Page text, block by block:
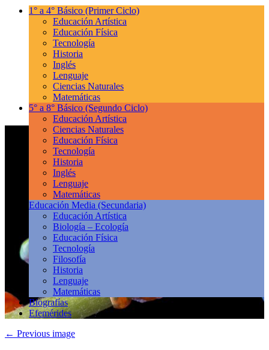
1° a 4° Básico (Primer Ciclo)
Educación Artística
Educación Física
Tecnología
Historia
Inglés
Lenguaje
Ciencias Naturales
Matemáticas
5° a 8° Básico (Segundo Ciclo)
Educación Artística
Ciencias Naturales
Educación Física
Tecnología
Historia
Inglés
Lenguaje
Matemáticas
Educación Media (Secundaria)
Educación Artística
Biología – Ecología
Educación Física
Tecnología
Filosofía
Historia
Lenguaje
Matemáticas
Biografías
Efemérides
← Previous image